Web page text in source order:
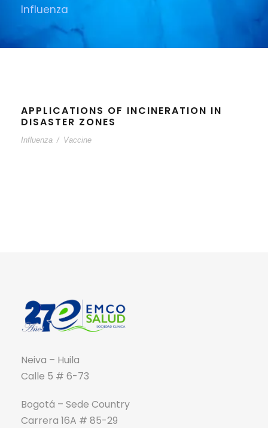
Influenza
APPLICATIONS OF INCINERATION IN
DISASTER ZONES
Influenza / Vaccine
Neiva – Huila
Calle 5 # 6-73
Bogotá – Sede Country
Carrera 16A # 85-29